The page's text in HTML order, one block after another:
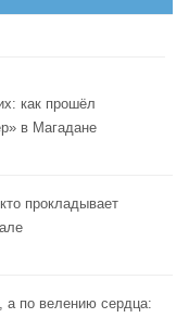
как прошёл
в Магадане
прокладывает
а по велению сердца: